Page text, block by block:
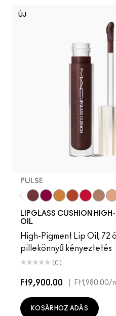
ÚJ
PULSE
LIPGLASS CUSHION
OIL
High-Pigment Lip Oil, 72
pillekönnyű kényeztetés
(0)
Ft9,900.00 Ft1,980.00/
KOSÁRHOZ ADÁS